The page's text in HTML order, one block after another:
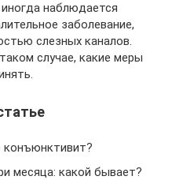
наблюдается
заболевание,
слезных каналов.
случае, какие меры
конъюнктивит?
месяца: какой бывает?